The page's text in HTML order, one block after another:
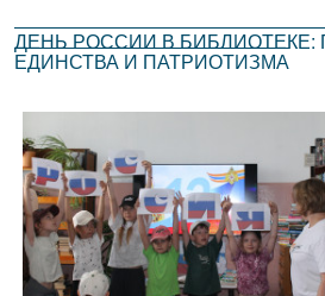
ДЕНЬ РОССИИ В БИБЛИОТЕКЕ:
ЕДИНСТВА И ПАТРИОТИЗМА